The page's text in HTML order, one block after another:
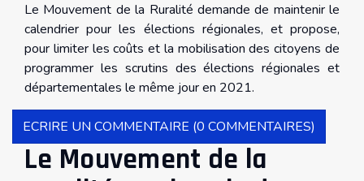
Le Mouvement de la Ruralité demande de maintenir le
calendrier pour les élections régionales, et propose,
pour limiter les coûts et la mobilisation des citoyens de
programmer les scrutins des élections régionales et
départementales le même jour en 2021.
ECRIRE UN COMMENTAIRE (0 COMMENTAIRES)
Le Mouvement de la